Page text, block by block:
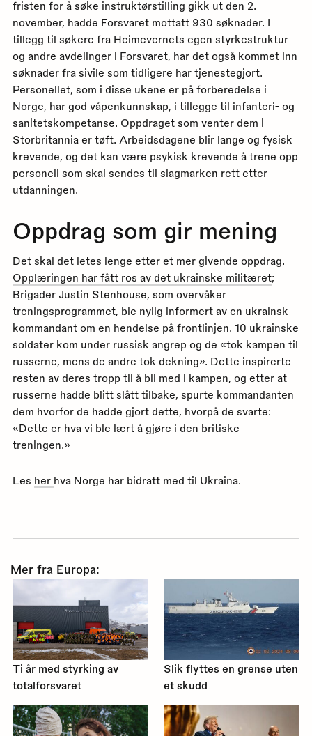
fristen for å søke instruktørstilling gikk ut den 2.
november, hadde Forsvaret mottatt 930 søknader. I
tillegg til søkere fra Heimevernets egen styrkestruktur
og andre avdelinger i Forsvaret, har det også kommet inn
søknader fra sivile som tidligere har tjenestegjort.
Personellet, som i disse ukene er på forberedelse i
Norge, har god våpenkunnskap, i tillegge til infanteri- og
sanitetskompetanse. Oppdraget som venter dem i
Storbritannia er tøft. Arbeidsdagene blir lange og fysisk
krevende, og det kan være psykisk krevende å trene opp
personell som skal sendes til slagmarken rett etter
utdanningen.
Oppdrag som gir mening
Det skal det letes lenge etter et mer givende oppdrag.
Opplæringen har fått ros av det ukrainske militæret;
Brigader Justin Stenhouse, som overvåker
treningsprogrammet, ble nylig informert av en ukrainsk
kommandant om en hendelse på frontlinjen. 10 ukrainske
soldater kom under russisk angrep og de «tok kampen til
russerne, mens de andre tok dekning». Dette inspirerte
resten av deres tropp til å bli med i kampen, og etter at
russerne hadde blitt slått tilbake, spurte kommandanten
dem hvorfor de hadde gjort dette, hvorpå de svarte:
«Dette er hva vi ble lært å gjøre i den britiske
treningen.»
Les her hva Norge har bidratt med til Ukraina.
Mer fra Europa:
Ti år med styrking av
totalforsvaret
Slik flyttes en grense uten
et skudd